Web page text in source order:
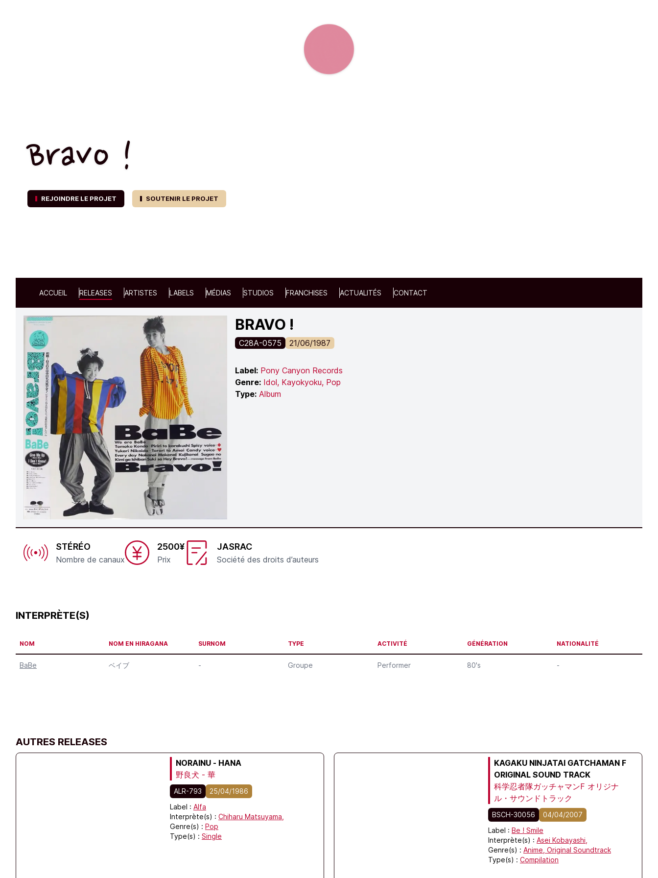
Bravo !
REJOINDRE LE PROJET SOUTENIR LE PROJET
ACCUEIL RELEASES ARTISTES LABELS MÉDIAS STUDIOS FRANCHISES ACTUALITÉS CONTACT
BRAVO !
C28A-0575 21/06/1987
Label: Pony Canyon Records
Genre: Idol, Kayokyoku, Pop
Type: Album
STÉRÉO
Nombre de canaux
2500¥
Prix
JASRAC
Société des droits d’auteurs
INTERPRÈTE(S)
NOM NOM EN HIRAGANA SURNOM TYPE ACTIVITÉ GÉNÉRATION NATIONALITÉ
BaBe ベイブ - Groupe Performer 80's -
AUTRES RELEASES
NORAINU - HANA
野良犬 - 華
ALR-793
25/04/1986
Label : Alfa
Interprète(s) : Chiharu Matsuyama,
Genre(s) : Pop
Type(s) : Single
KAGAKU NINJATAI GATCHAMAN F
ORIGINAL SOUND TRACK
科学忍者隊ガッチャマンF オリジナ
ル・サウンドトラック
BSCH-30056
04/04/2007
Label : Be ! Smile
Interprète(s) : Asei Kobayashi,
Genre(s) : Anime, Original Soundtrack
Type(s) : Compilation